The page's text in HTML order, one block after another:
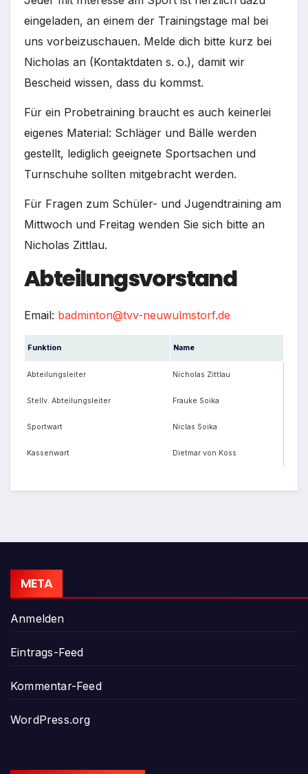
eingeladen, an einem der Trainingstage mal bei
uns vorbeizuschauen. Melde dich bitte kurz bei
Nicholas an (Kontaktdaten s. o.), damit wir
Bescheid wissen, dass du kommst.
Für ein Probetraining braucht es auch keinerlei
eigenes Material: Schläger und Bälle werden
gestellt, lediglich geeignete Sportsachen und
Turnschuhe sollten mitgebracht werden.
Für Fragen zum Schüler- und Jugendtraining am
Mittwoch und Freitag wenden Sie sich bitte an
Nicholas Zittlau.
Abteilungsvorstand
Email: badminton@tvv-neuwulmstorf.de
Funktion Name
Abteilungsleiter Nicholas Zittlau
Stellv. Abteilungsleiter Frauke Soika
Sportwart Niclas Soika
Kassenwart Dietmar von Koss
META
Anmelden
Eintrags-Feed
Kommentar-Feed
WordPress.org